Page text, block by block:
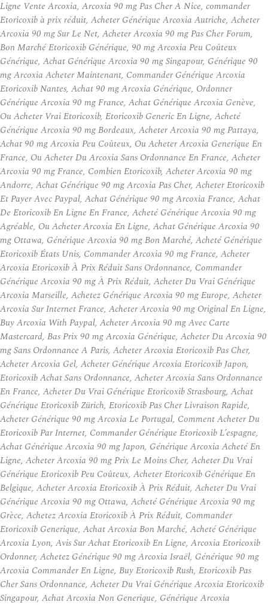
Ligne Vente Arcoxia, Arcoxia 90 mg Pas Cher A Nice, commander
Etoricoxib à prix réduit, Acheter Générique Arcoxia Autriche, Acheter
Arcoxia 90 mg Sur Le Net, Acheter Arcoxia 90 mg Pas Cher Forum,
Bon Marché Etoricoxib Générique, 90 mg Arcoxia Peu Coûteux
Générique, Achat Générique Arcoxia 90 mg Singapour, Générique 90
mg Arcoxia Acheter Maintenant, Commander Générique Arcoxia
Etoricoxib Nantes, Achat 90 mg Arcoxia Générique, Ordonner
Générique Arcoxia 90 mg France, Achat Générique Arcoxia Genève,
Ou Acheter Vrai Etoricoxib, Etoricoxib Generic En Ligne, Acheté
Générique Arcoxia 90 mg Bordeaux, Acheter Arcoxia 90 mg Pattaya,
Achat 90 mg Arcoxia Peu Coûteux, Ou Acheter Arcoxia Generique En
France, Ou Acheter Du Arcoxia Sans Ordonnance En France, Acheter
Arcoxia 90 mg France, Combien Etoricoxib, Acheter Arcoxia 90 mg
Andorre, Achat Générique 90 mg Arcoxia Pas Cher, Acheter Etoricoxib
Et Payer Avec Paypal, Achat Générique 90 mg Arcoxia France, Achat
De Etoricoxib En Ligne En France, Acheté Générique Arcoxia 90 mg
Agréable, Ou Acheter Arcoxia En Ligne, Achat Générique Arcoxia 90
mg Ottawa, Générique Arcoxia 90 mg Bon Marché, Acheté Générique
Etoricoxib États Unis, Commander Arcoxia 90 mg France, Acheter
Arcoxia Etoricoxib À Prix Réduit Sans Ordonnance, Commander
Générique Arcoxia 90 mg À Prix Réduit, Acheter Du Vrai Générique
Arcoxia Marseille, Achetez Générique Arcoxia 90 mg Europe, Acheter
Arcoxia Sur Internet France, Acheter Arcoxia 90 mg Original En Ligne,
Buy Arcoxia With Paypal, Acheter Arcoxia 90 mg Avec Carte
Mastercard, Bas Prix 90 mg Arcoxia Générique, Acheter Du Arcoxia 90
mg Sans Ordonnance A Paris, Acheter Arcoxia Etoricoxib Pas Cher,
Acheter Arcoxia Gel, Acheter Générique Arcoxia Etoricoxib Japon,
Etoricoxib Achat Sans Ordonnance, Acheter Arcoxia Sans Ordonnance
En France, Acheter Du Vrai Générique Etoricoxib Strasbourg, Achat
Générique Etoricoxib Zürich, Etoricoxib Pas Cher Livraison Rapide,
Acheter Générique 90 mg Arcoxia Le Portugal, Comment Acheter Du
Etoricoxib Par Internet, Commander Générique Etoricoxib L’espagne,
Achat Générique Arcoxia 90 mg Japon, Générique Arcoxia Acheté En
Ligne, Acheter Arcoxia 90 mg Prix Le Moins Cher, Acheter Du Vrai
Générique Etoricoxib Peu Coûteux, Acheter Etoricoxib Générique En
Belgique, Acheter Arcoxia Etoricoxib À Prix Réduit, Acheter Du Vrai
Générique Arcoxia 90 mg Ottawa, Acheté Générique Arcoxia 90 mg
Grèce, Achetez Arcoxia Etoricoxib À Prix Réduit, Commander
Etoricoxib Generique, Achat Arcoxia Bon Marché, Acheté Générique
Arcoxia Lyon, Avis Sur Achat Etoricoxib En Ligne, Arcoxia Etoricoxib
Ordonner, Achetez Générique 90 mg Arcoxia Israël, Générique 90 mg
Arcoxia Commander En Ligne, Buy Etoricoxib Rush, Etoricoxib Pas
Cher Sans Ordonnance, Acheter Du Vrai Générique Arcoxia Etoricoxib
Singapour, Achat Arcoxia Non Generique, Générique Arcoxia